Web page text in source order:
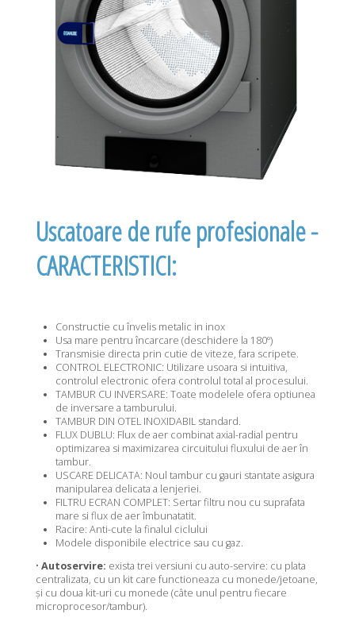
Uscatoare de rufe profesionale -
CARACTERISTICI:
Constructie cu învelis metalic in inox
Usa mare pentru încarcare (deschidere la 180º)
Transmisie directa prin cutie de viteze, fara scripete.
CONTROL ELECTRONIC: Utilizare usoara si intuitiva,
controlul electronic ofera controlul total al procesului.
TAMBUR CU INVERSARE: Toate modelele ofera optiunea
de inversare a tamburului.
TAMBUR DIN OTEL INOXIDABIL standard.
FLUX DUBLU: Flux de aer combinat axial-radial pentru
optimizarea si maximizarea circuitului fluxului de aer în
tambur.
USCARE DELICATA: Noul tambur cu gauri stantate asigura
manipularea delicata a lenjeriei.
FILTRU ECRAN COMPLET: Sertar filtru nou cu suprafata
mare si flux de aer îmbunatatit.
Racire: Anti-cute la finalul ciclului
Modele disponibile electrice sau cu gaz.
• Autoservire: exista trei versiuni cu auto-servire: cu plata
centralizata, cu un kit care functioneaza cu monede/jetoane,
și cu doua kit-uri cu monede (câte unul pentru fiecare
microprocesor/tambur).